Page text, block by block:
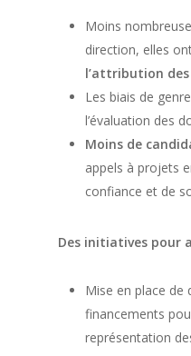
Moins
direction, elles
l’attribution
Les biais de
l’évaluation des
Moins de
appels à projets
confiance et de
Des initiatives pour
Mise en place de
financements
représentation